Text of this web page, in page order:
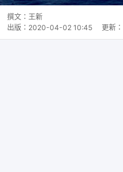
撰文： 王新
出版： 2020-04-02 10:45 更新：